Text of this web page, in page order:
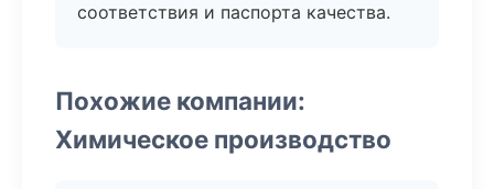
соответствия и паспорта качества.
Похожие компании:
Химическое производство